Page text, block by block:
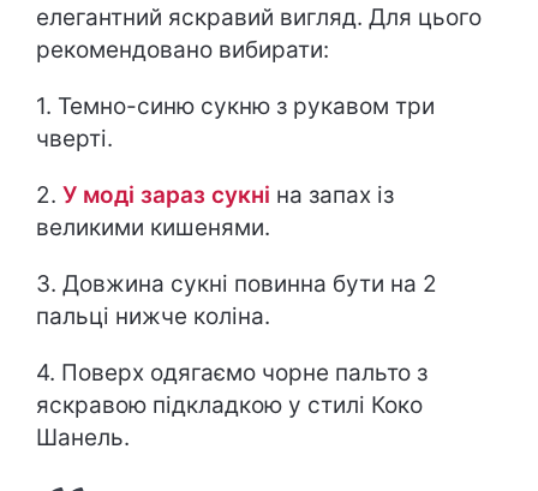
елегантний яскравий вигляд. Для цього
рекомендовано вибирати:
1. Темно-синю сукню з рукавом три
чверті.
2. У моді зараз сукні на запах із
великими кишенями.
3. Довжина сукні повинна бути на 2
пальці нижче коліна.
4. Поверх одягаємо чорне пальто з
яскравою підкладкою у стилі Коко
Шанель.